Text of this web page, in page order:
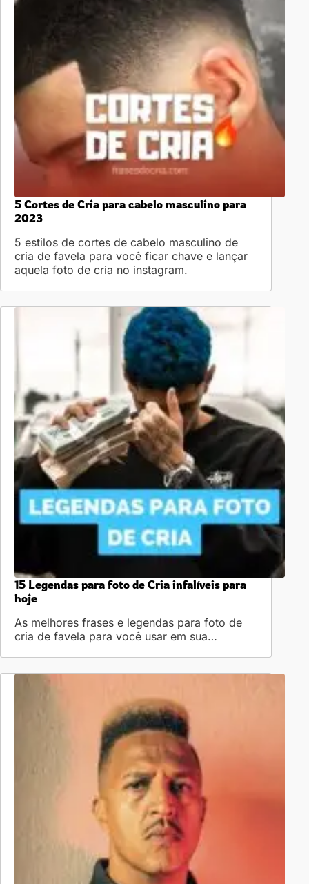
5 Cortes de Cria para cabelo masculino para
2023
5 estilos de cortes de cabelo masculino de
cria de favela para você ficar chave e lançar
aquela foto de cria no instagram.
15 Legendas para foto de Cria infalíveis para
hoje
As melhores frases e legendas para foto de
cria de favela para você usar em sua…